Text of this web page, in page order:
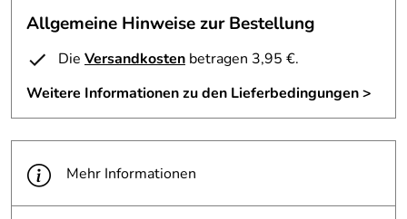
Allgemeine Hinweise zur Bestellung
Die Versandkosten betragen 3,95 €.
Weitere Informationen zu den Lieferbedingungen >
Mehr Informationen